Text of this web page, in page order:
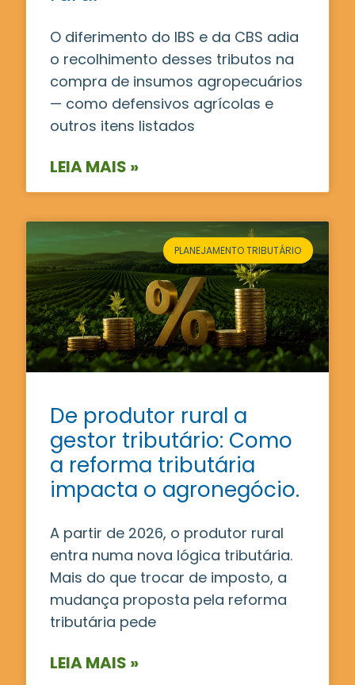
O diferimento do IBS e da CBS adia
o recolhimento desses tributos na
compra de insumos agropecuários
— como defensivos agrícolas e
outros itens listados
LEIA MAIS »
PLANEJAMENTO TRIBUTÁRIO
De produtor rural a
gestor tributário: Como
a reforma tributária
impacta o agronegócio.
A partir de 2026, o produtor rural
entra numa nova lógica tributária.
Mais do que trocar de imposto, a
mudança proposta pela reforma
tributária pede
LEIA MAIS »